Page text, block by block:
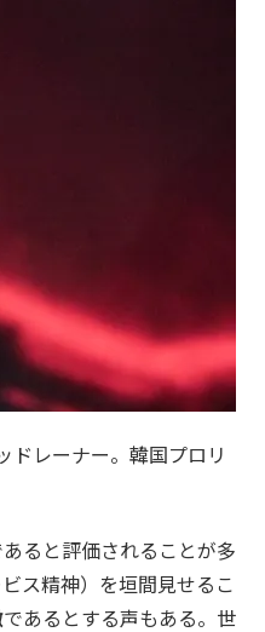
ドレーナー。韓国プロリ
あると評価されることが多
ス精神）を垣間見せるこ
であるとする声もある。世